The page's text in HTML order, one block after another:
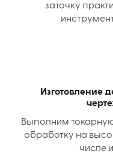
заточку
Изготовление
Выполним
обработку на
числе